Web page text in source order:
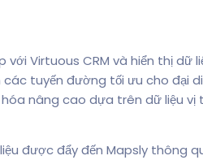
Virtuous CRM và hiển thị dữ
tuyến đường tối ưu cho đại
nâng cao dựa trên dữ liệu vị
được đẩy đến Mapsly thông